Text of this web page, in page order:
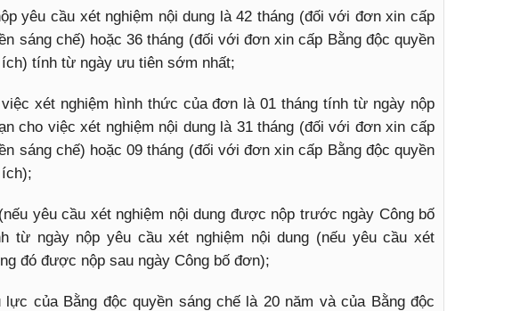
yêu cầu xét nghiệm nội dung là 42 tháng (đối với đơn xin cấp
sáng chế) hoặc 36 tháng (đối với đơn xin cấp Bằng độc quyền
tính từ ngày ưu tiên sớm nhất;
xét nghiệm hình thức của đơn là 01 tháng tính từ ngày nộp
cho việc xét nghiệm nội dung là 31 tháng (đối với đơn xin cấp
sáng chế) hoặc 09 tháng (đối với đơn xin cấp Bằng độc quyền
yêu cầu xét nghiệm nội dung được nộp trước ngày Công bố
từ ngày nộp yêu cầu xét nghiệm nội dung (nếu yêu cầu xét
đó được nộp sau ngày Công bố đơn);
lực của Bằng độc quyền sáng chế là 20 năm và của Bằng độc